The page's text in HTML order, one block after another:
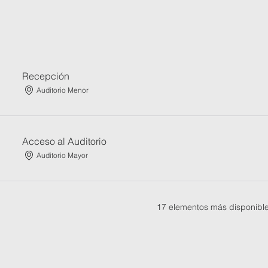
Recepción
Auditorio Menor
Acceso al Auditorio
Auditorio Mayor
17 elementos más